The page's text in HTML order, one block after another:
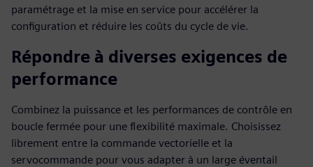
paramétrage et la mise en service pour accélérer la
configuration et réduire les coûts du cycle de vie.
Répondre à diverses exigences de
performance
Combinez la puissance et les performances de contrôle en
boucle fermée pour une flexibilité maximale. Choisissez
librement entre la commande vectorielle et la
servocommande pour vous adapter à un large éventail